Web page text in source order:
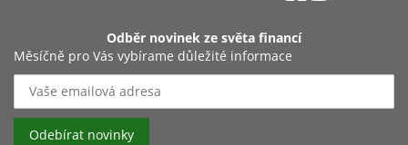
Odběr novinek ze světa financí
Měsíčně pro Vás vybírame důležité informace